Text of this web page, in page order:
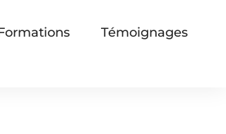
Témoignages